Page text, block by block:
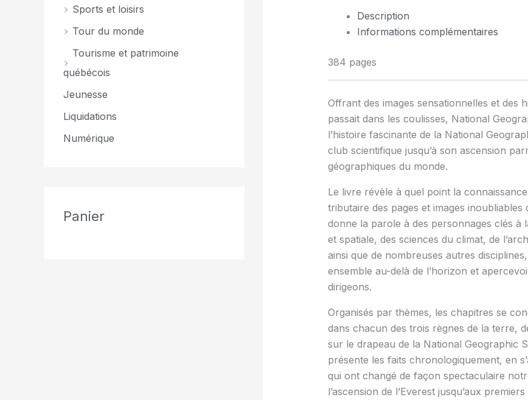
Sports et loisirs
Tour du monde
Tourisme et patrimoine
québécois
Jeunesse
Liquidations
Numérique
Panier
Description
Informations complémentaires
384 pages
Offrant des images sensationnelles et des
passait dans les coulisses, National
l’histoire fasci­nante de la National
club scientifique jusqu’à son ascension
géographiques du monde.
Le livre révèle à quel point la
tributaire des pages et images
donne la parole à des personnages clés à
et spatiale, des sciences du climat, de
ainsi que de nombreuses autres
ensemble au-delà de l’horizon et
dirigeons.
Organisés par thèmes, les chapitres se
dans chacun des trois règnes de la terre,
sur le drapeau de la National Geographic
présente les faits chronologiquement, en
qui ont changé de façon spectaculaire
l’ascension de l’Everest jusqu’aux